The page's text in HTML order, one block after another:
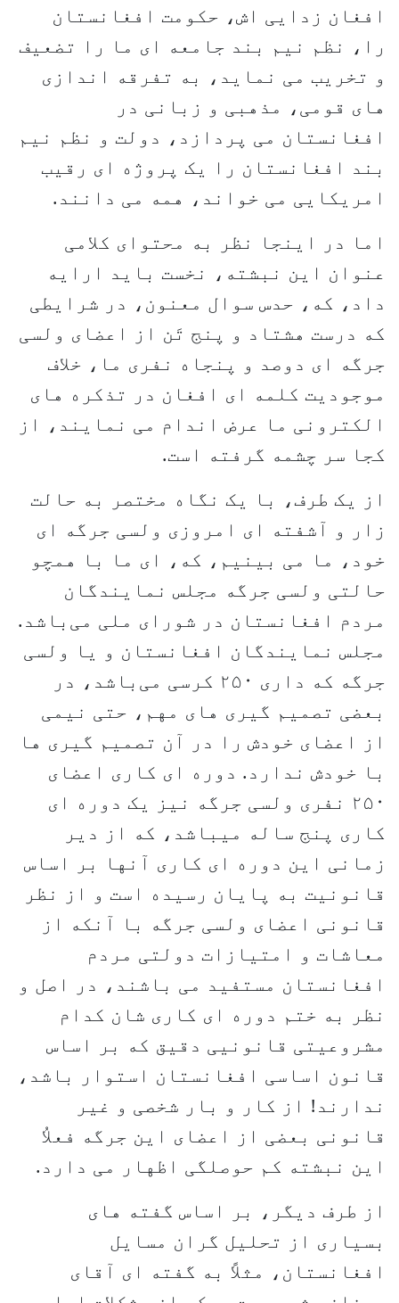
افغان زدایی اش، حکومت افغانستان
را، نظم نیم بند جامعه ای ما را تضعیف
و تخریب می نماید، به تفرقه اندازی
های قومی، مذهبی و زبانی در
افغانستان می پردازد، دولت و نظم نیم
بند افغانستان را یک پروژه ای رقیب
امریکایی می خواند، همه می دانند.
اما در اینجا نظر به محتوای کلامی
عنوان این نبشته، نخست باید ارایه
داد، که، حدس سوال معنون، در شرایطی
که درست هشتاد و پنج تَن از اعضای ولسی
جرگه ای دوصد و پنجاه نفری ما، خلاف
موجودیت کلمه ای افغان در تذکره های
الکترونی ما عرض اندام می نمایند، از
کجا سر چشمه گرفته است.
از یک طرف، با یک نگاه مختصر به حالت
زار و آشفته ای امروزی ولسی جرگه ای
خود، ما می بینیم، که، ای ما با همچو
حالتی ولسی جرگه مجلس نمایندگان
مردم افغانستان در شورای ملی می‌باشد.
مجلس نمایندگان افغانستان و یا ولسی
جرگه که داری ۲۵۰ کرسی می‌باشد، در
بعضی تصمیم گیری های مهم، حتی نیمی
از اعضای خودش را در آن تصمیم گیری ها
با خودش ندارد. دوره ای کاری اعضای
۲۵۰ نفری ولسی جرگه نیز یک دوره ای
کاری پنج ساله میباشد، که از دیر
زمانی این دوره ای کاری آنها بر اساس
قانونیت به پایان رسیده است و از نظر
قانونی اعضای ولسی جرگه با آنکه از
معاشات و امتیازات دولتی مردم
افغانستان مستفید می باشند، در اصل و
نظر به ختم دوره ای کاری شان کدام
مشروعیتی قانونیی دقیق که بر اساس
قانون اساسی افغانستان استوار باشد،
ندارند! از کار و بار شخصی و غیر
قانونی بعضی از اعضای این جرگه فعلاُ
این نبشته کم حوصلگی اظهار می دارد.
از طرف دیگر، بر اساس گفته های
بسیاری از تحلیل گران مسایل
افغانستان، مثلاً به گفته ای آقای